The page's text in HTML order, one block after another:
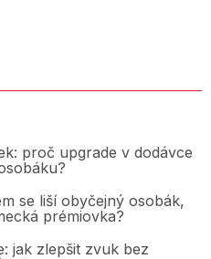
proč upgrade v dodávce
se liší obyčejný osobák,
prémiovka?
jak zlepšit zvuk bez